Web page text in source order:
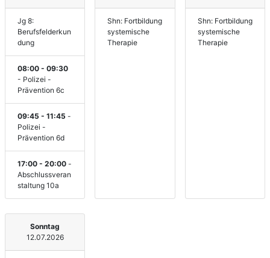
Jg 8:
Berufsfelderkun
dung
08:00 - 09:30
- Polizei -
Prävention 6c
09:45 - 11:45 -
Polizei -
Prävention 6d
17:00 - 20:00 -
Abschlussveran
staltung 10a
Shn: Fortbildung
systemische
Therapie
Shn: Fortbildung
systemische
Therapie
Sonntag
12.07.2026